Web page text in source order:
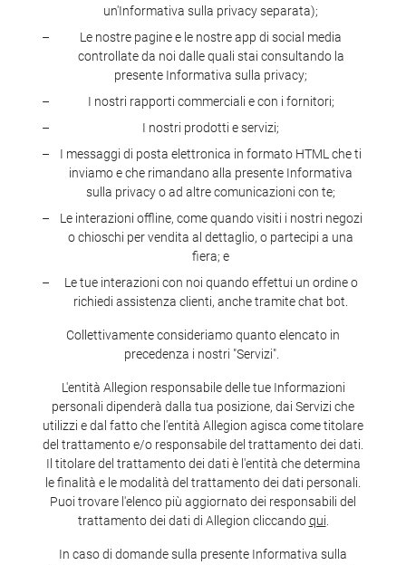
un'Informativa sulla privacy separata);
Le nostre pagine e le nostre app di social media
controllate da noi dalle quali stai consultando la
presente Informativa sulla privacy;
I nostri rapporti commerciali e con i fornitori;
I nostri prodotti e servizi;
I messaggi di posta elettronica in formato HTML che ti
inviamo e che rimandano alla presente Informativa
sulla privacy o ad altre comunicazioni con te;
Le interazioni offline, come quando visiti i nostri negozi
o chioschi per vendita al dettaglio, o partecipi a una
fiera; e
Le tue interazioni con noi quando effettui un ordine o
richiedi assistenza clienti, anche tramite chat bot.
Collettivamente consideriamo quanto elencato in
precedenza i nostri "Servizi".
L'entità Allegion responsabile delle tue Informazioni
personali dipenderà dalla tua posizione, dai Servizi che
utilizzi e dal fatto che l'entità Allegion agisca come titolare
del trattamento e/o responsabile del trattamento dei dati.
Il titolare del trattamento dei dati è l'entità che determina
le finalità e le modalità del trattamento dei dati personali.
Puoi trovare l'elenco più aggiornato dei responsabili del
trattamento dei dati di Allegion cliccandoqui
In caso di domande sulla presente Informativa sulla